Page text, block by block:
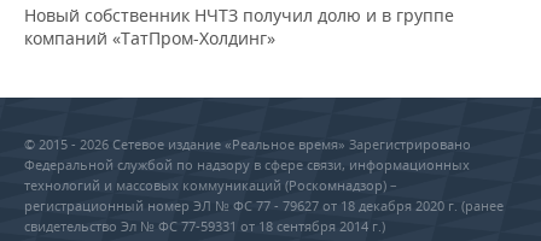
Новый собственник НЧТЗ получил долю и в группе
компаний «ТатПром-Холдинг»
© 2015 - 2026 Сетевое издание «Реальное время» Зарегистрировано
Федеральной службой по надзору в сфере связи, информационных
технологий и массовых коммуникаций (Роскомнадзор) –
регистрационный номер ЭЛ № ФС 77 - 79627 от 18 декабря 2020 г. (ранее
свидетельство Эл № ФС 77-59331 от 18 сентября 2014 г.)